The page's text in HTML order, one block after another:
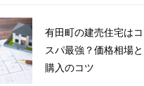
有田町の建売住宅はコ
スパ最強？価格相場と
購入のコツ